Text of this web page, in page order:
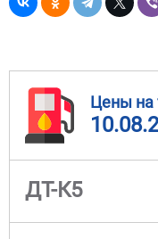
Цены на
ДТ-К5